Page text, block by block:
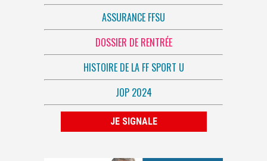
ASSURANCE FFSU
DOSSIER DE RENTRÉE
HISTOIRE DE LA FF SPORT U
JOP 2024
JE SIGNALE